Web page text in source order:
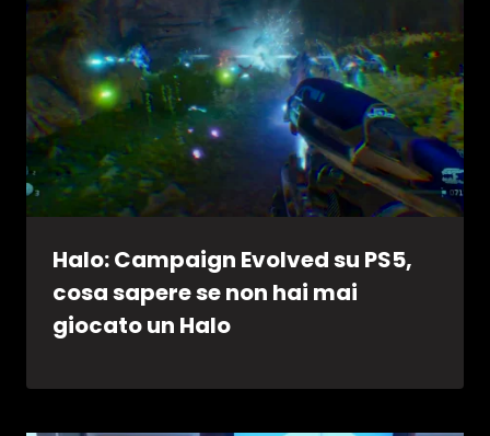
Halo: Campaign Evolved su PS5,
cosa sapere se non hai mai
giocato un Halo